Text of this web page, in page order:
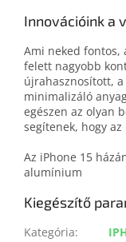
Innovációink a
Ami neked fontos,
felett nagyobb
újrahasznosított,
minimalizáló
egészen az olyan
segítenek, hogy
Az iPhone 15
alumínium
Kiegészítő
Kategória: